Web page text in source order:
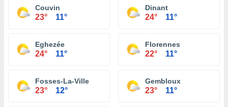
Couvin
23° 11°
Dinant
24° 11°
Eghezée
24° 11°
Florennes
22° 11°
Fosses-La-Ville
23° 12°
Gembloux
23° 11°